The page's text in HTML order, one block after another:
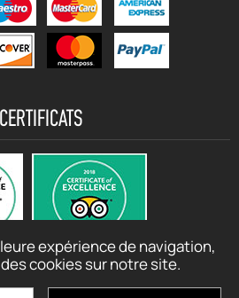
expérience de navigation,
cookies sur notre site.
CERTIFICATS